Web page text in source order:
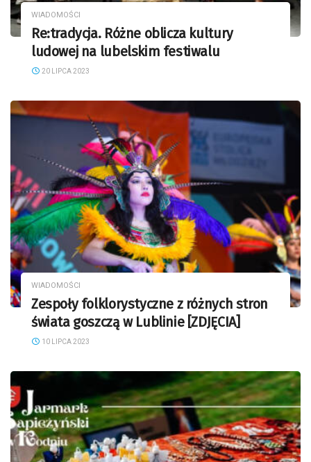
WIADOMOŚCI
Re:tradycja. Różne oblicza kultury
ludowej na lubelskim festiwalu
20 LIPCA 2023
WIADOMOŚCI
Zespoły folklorystyczne z różnych stron
świata goszczą w Lublinie [ZDJĘCIA]
10 LIPCA 2023